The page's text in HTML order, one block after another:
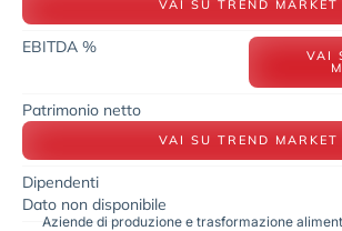
VAI SU TREND MARKET
EBITDA % VAI
Patrimonio netto
VAI SU TREND MARKET
Dipendenti
Dato non disponibile
Aziende di produzione e trasformazione